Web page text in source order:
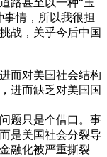
情，所以我很担
战，关乎今后中国
而对美国社会结构
进而缺乏对美国国
题只是个借口。事
是美国社会分裂导
融化被严重撕裂